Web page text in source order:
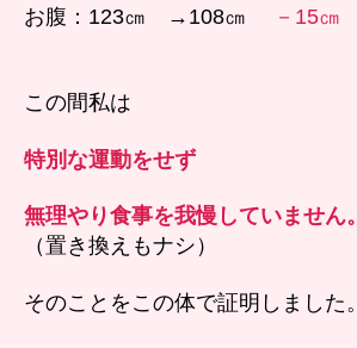
お腹：123㎝ →108㎝
－15㎝
この間私は
特別な運動をせず
無理やり食事を我慢していません。
（置き換えもナシ）
そのことをこの体で証明しました。